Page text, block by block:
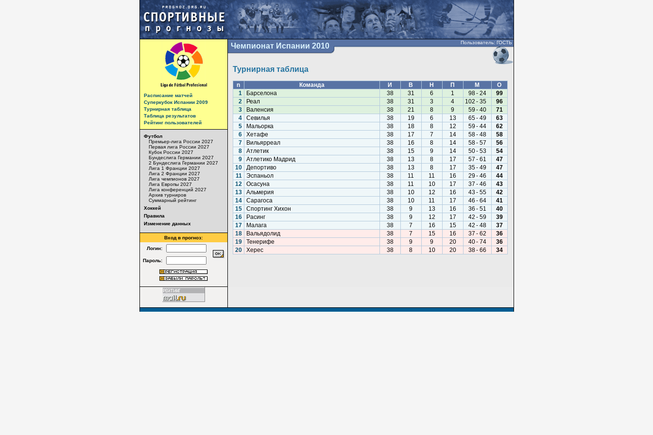
Расписание матчей
Суперкубок Испании 2009
Турнирная таблица
Таблица результатов
Рейтинг пользователей
Футбол
Премьер-лига России 2027
Первая лига России 2027
Кубок России 2027
Бундеслига Германии 2027
2 Бундеслига Германии 2027
Лига 1 Франции 2027
Лига 2 Франции 2027
Лига чемпионов 2027
Лига Европы 2027
Лига конференций 2027
Архив турниров
Суммарный рейтинг
Хоккей
Правила
Изменение данных
Вход в прогноз:
Логин:
Пароль:
Чемпионат Испании 2010 Пользователь: ГОСТЬ
Турнирная таблица
n Команда И В Н П М
О
1
Барселона 38 31 6 1 98- 24
99
2
Реал 38 31 3 4 102 - 35
96
3
Валенсия 38 21 8 9 59 - 40
71
4
Севилья 38 19 6 13 65- 49
63
5
Мальорка 38 18 8 12 59- 44
62
6
Хетафе 38 17 7 14 58- 48
58
7
Вильярреал 38 16 8 14 58- 57
56
8
Атлетик 38 15 9 14 50- 53
54
9
Атлетико Мадрид 38 13 8 17 57 - 61
47
10
Депортиво 38 13 8 17 35- 49
47
11
Эспаньол 38 11 11 16 29- 46
44
12
Осасуна 38 11 10 17 37 - 46
43
13
Альмерия 38 10 12 16 43- 55
42
14
Сарагоса 38 10 11 17 46 - 64
41
15
Спортинг Хихон 38 9 13 16 36 - 51
40
16
Расинг 38 9 12 17 42 - 59
39
17
Малага 38 7 16 15 42 - 48
37
18
Вальядолид 38 7 15 16 37 - 62
36
19
Тенерифе 38 9 9 20 40- 74
36
20
Херес 38 8 10 20 38- 66 34